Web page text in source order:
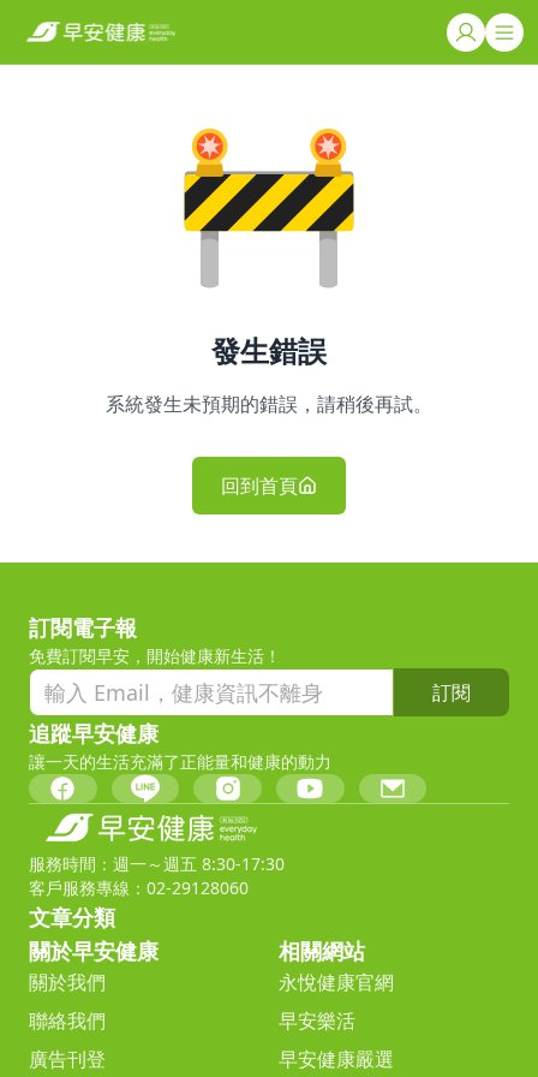
發生錯誤
系統發生未預期的錯誤，請稍後再試。
回到首頁
訂閱電子報
免費訂閱早安，開始健康新生活！
訂閱
追蹤早安健康
讓一天的生活充滿了正能量和健康的動力
服務時間：週一～週五 8:30-17:30
客戶服務專線：02-29128060
文章分類
關於早安健康
關於我們
聯絡我們
廣告刊登
相關網站
永悅健康官網
早安樂活
早安健康嚴選